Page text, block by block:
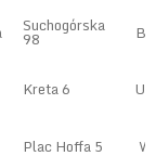
Suchogórska
98
Kreta 6
Plac Hoffa 5